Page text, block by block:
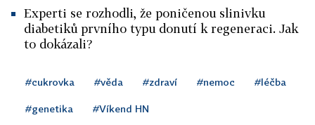
Experti se rozhodli, že poničenou slinivku
diabetiků prvního typu donutí k regeneraci. Jak
to dokázali?
#cukrovka #věda #zdraví #nemoc #léčba
#genetika #Víkend HN